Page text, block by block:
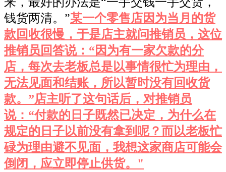
钱货两清。”某一个零售店因为当月的货
款回收很慢，于是店主就问推销员，这位
推销员回答说：“因为有一家欠款的分
店，每次去老板总是以事情很忙为理由，
无法见面和结账，所以暂时没有回收货
款。”店主听了这句话后，对推销员
说：“付款的日子既然已决定，为什么在
规定的日子以前没有拿到呢？而以老板忙
碌为理由避不见面，我想这家商店可能会
倒闭，应立即停止供货。"